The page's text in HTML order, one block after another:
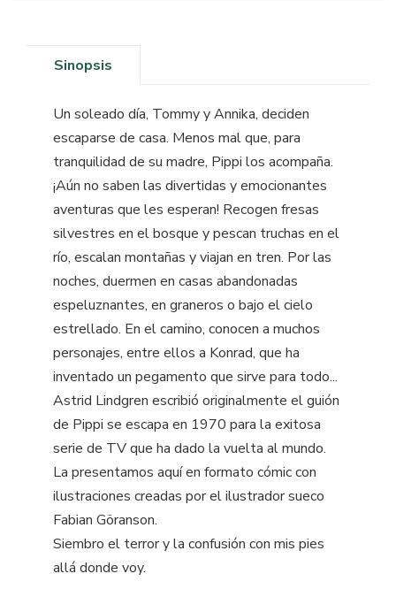
Sinopsis
Un soleado día, Tommy y Annika, deciden
escaparse de casa. Menos mal que, para
tranquilidad de su madre, Pippi los acompaña.
¡Aún no saben las divertidas y emocionantes
aventuras que les esperan! Recogen fresas
silvestres en el bosque y pescan truchas en el
río, escalan montañas y viajan en tren. Por las
noches, duermen en casas abandonadas
espeluznantes, en graneros o bajo el cielo
estrellado. En el camino, conocen a muchos
personajes, entre ellos a Konrad, que ha
inventado un pegamento que sirve para todo...
Astrid Lindgren escribió originalmente el guión
de Pippi se escapa en 1970 para la exitosa
serie de TV que ha dado la vuelta al mundo.
La presentamos aquí en formato cómic con
ilustraciones creadas por el ilustrador sueco
Fabian Göranson.
Siembro el terror y la confusión con mis pies
allá donde voy.